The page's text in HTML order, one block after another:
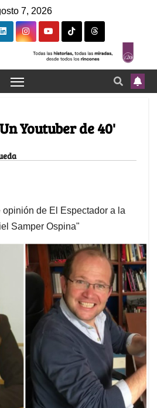
7, 2026
Youtuber de 40'
de El Espectador a la
Samper Ospina"